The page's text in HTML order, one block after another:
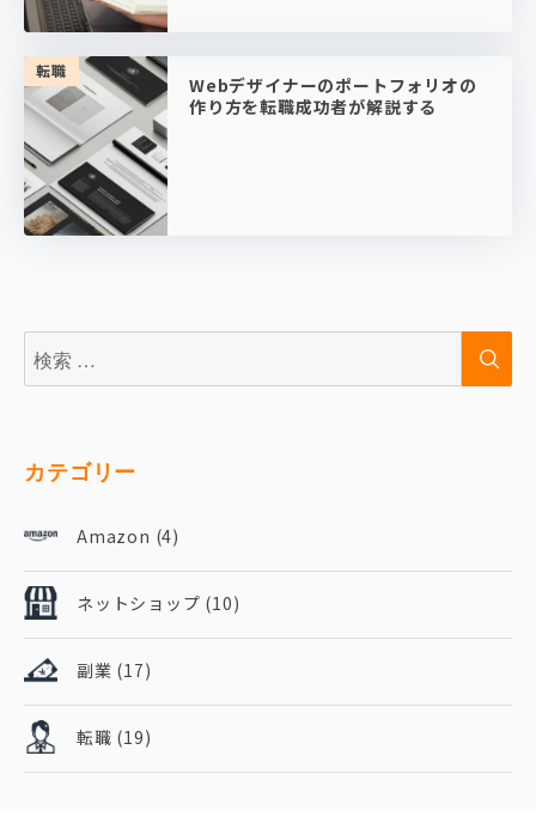
転職
Webデザイナーのポートフォリオの
作り方を転職成功者が解説する
検
索:
検
カテゴリー
Amazon (4)
ネットショップ (10)
副業 (17)
転職 (19)